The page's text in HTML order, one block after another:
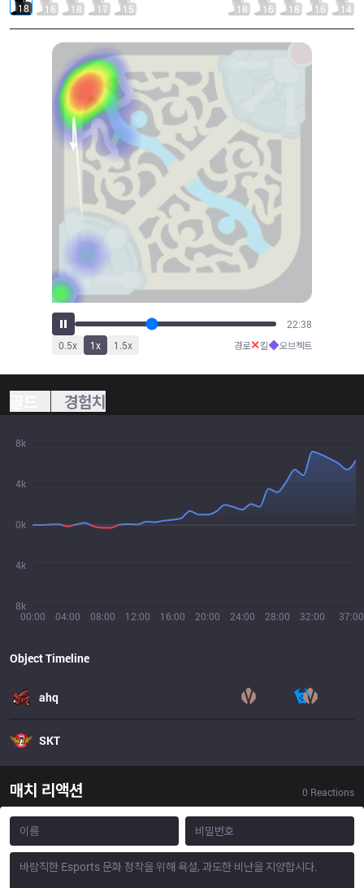
18 16 18 17 15 18 16 18 16 14
24:51
0.5x 1x 1.5x 경로✕킬◆오브젝트
경험치
00:00 04:00 08:00 12:00 16:00 20:00 24:00 28:00 32:00 37:00
8k
4k
0k
4k
8k
Object Timeline
ahq
SKT
매치 리액션 0 Reactions